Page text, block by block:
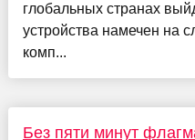
глобальных странах
устройства намечен на
комп...
Без пяти минут